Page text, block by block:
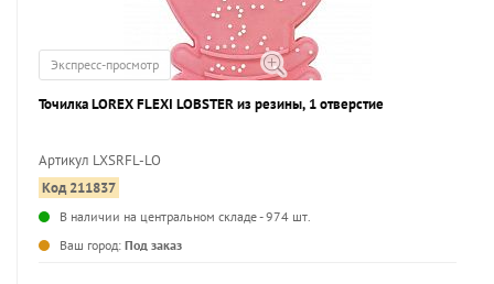
Экспресс-просмотр
Точилка LOREX FLEXI LOBSTER из резины, 1 отверстие
Артикул LXSRFL-LO
Код 211837
В наличии на центральном складе - 974 шт.
Ваш город: Под заказ